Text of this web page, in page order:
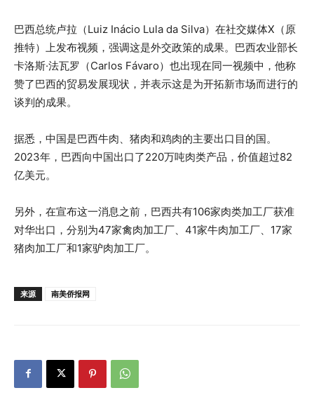
巴西总统卢拉（Luiz Inácio Lula da Silva）在社交媒体X（原
推特）上发布视频，强调这是外交政策的成果。巴西农业部长
卡洛斯·法瓦罗（Carlos Fávaro）也出现在同一视频中，他称
赞了巴西的贸易发展现状，并表示这是为开拓新市场而进行的
谈判的成果。
据悉，中国是巴西牛肉、猪肉和鸡肉的主要出口目的国。
2023年，巴西向中国出口了220万吨肉类产品，价值超过82
亿美元。
另外，在宣布这一消息之前，巴西共有106家肉类加工厂获准
对华出口，分别为47家禽肉加工厂、41家牛肉加工厂、17家
猪肉加工厂和1家驴肉加工厂。
来源 南美侨报网